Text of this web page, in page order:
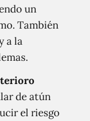
un
También
a la
de atún
el riesgo